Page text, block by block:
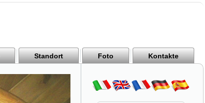
Standort Foto Kontakte